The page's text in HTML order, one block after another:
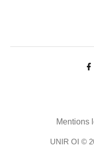
UNIR OI ©
Mentions